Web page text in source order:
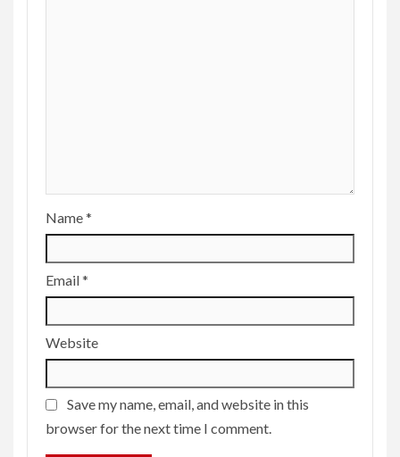
Name*
Email*
Website
Save my name, email, and website in this
browser for the next time I comment.